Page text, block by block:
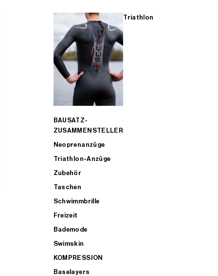
Triathlon
BAUSATZ-
ZUSAMMENSTELLER
Neoprenanzüge
Triathlon-Anzüge
Zubehör
Taschen
Schwimmbrille
Freizeit
Bademode
Swimskin
KOMPRESSION
Baselayers